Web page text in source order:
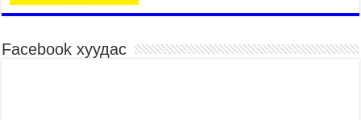
Үндэсний их баяр наадмын хүчит бөхийн
Facebook хуудас